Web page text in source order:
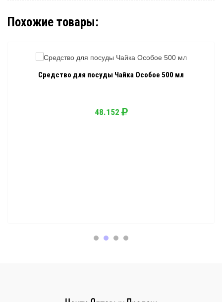
Похожие товары:
Средство для посуды Чайка Особое 500 мл
48.152